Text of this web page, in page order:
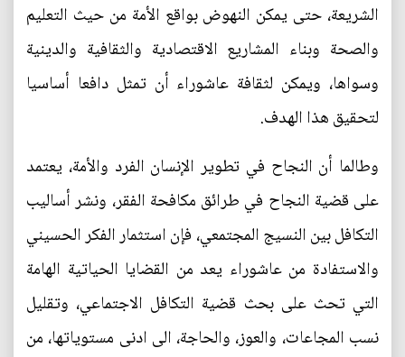
الشريعة، حتى يمكن النهوض بواقع الأمة من حيث التعليم
والصحة وبناء المشاريع الاقتصادية والثقافية والدينية
وسواها، ويمكن لثقافة عاشوراء أن تمثل دافعا أساسيا
لتحقيق هذا الهدف.
وطالما أن النجاح في تطوير الإنسان الفرد والأمة، يعتمد
على قضية النجاح في طرائق مكافحة الفقر، ونشر أساليب
التكافل بين النسيج المجتمعي، فإن استثمار الفكر الحسيني
والاستفادة من عاشوراء يعد من القضايا الحياتية الهامة
التي تحث على بحث قضية التكافل الاجتماعي، وتقليل
نسب المجاعات، والعوز، والحاجة، الى ادنى مستوياتها، من